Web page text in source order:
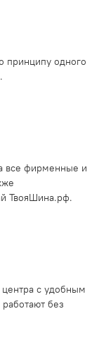
принципу одного
все фирменные и
ТвояШина.рф.
с удобным
без